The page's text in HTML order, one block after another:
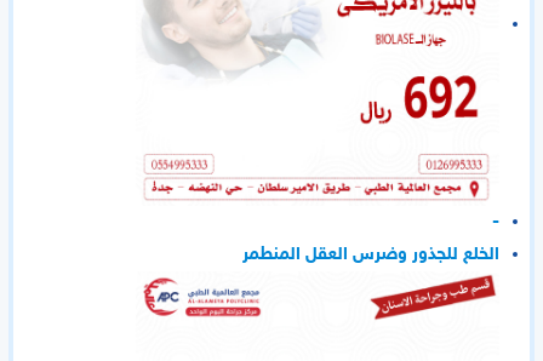
-
الخلع للجذور وضرس العقل المنطمر